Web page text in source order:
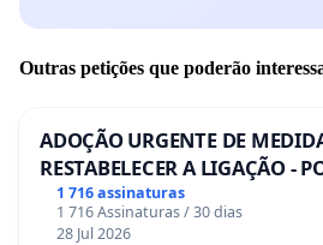
Outras petições que poderão
ADOÇÃO URGENTE DE
RESTABELECER A LIGAÇÃO -
1 716 assinaturas
1 716 Assinaturas / 30 dias
28 Jul 2026